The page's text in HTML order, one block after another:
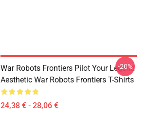
War Robots Frontiers Pilot Your Legend
Aesthetic War Robots Frontiers T-Shirts
24,38 € - 28,06 €
-20%